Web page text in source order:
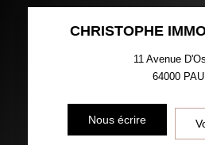
CHRISTOPHE
11 Avenue
64000 PAU
Nous écrire